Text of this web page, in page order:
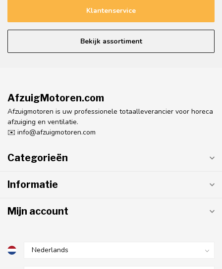
Klantenservice
Bekijk assortiment
AfzuigMotoren.com
Afzuigmotoren is uw professionele totaalleverancier voor horeca
afzuiging en ventilatie.
✉️ info@afzuigmotoren.com
Categorieën
Informatie
Mijn account